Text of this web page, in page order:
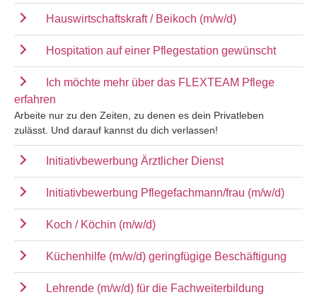
Hauswirtschaftskraft / Beikoch (m/w/d)
Hospitation auf einer Pflegestation gewünscht
Ich möchte mehr über das FLEXTEAM Pflege
erfahren
Arbeite nur zu den Zeiten, zu denen es dein Privatleben
zulässt. Und darauf kannst du dich verlassen!
Initiativbewerbung Ärztlicher Dienst
Initiativbewerbung Pflegefachmann/frau (m/w/d)
Koch / Köchin (m/w/d)
Küchenhilfe (m/w/d) geringfügige Beschäftigung
Lehrende (m/w/d) für die Fachweiterbildung